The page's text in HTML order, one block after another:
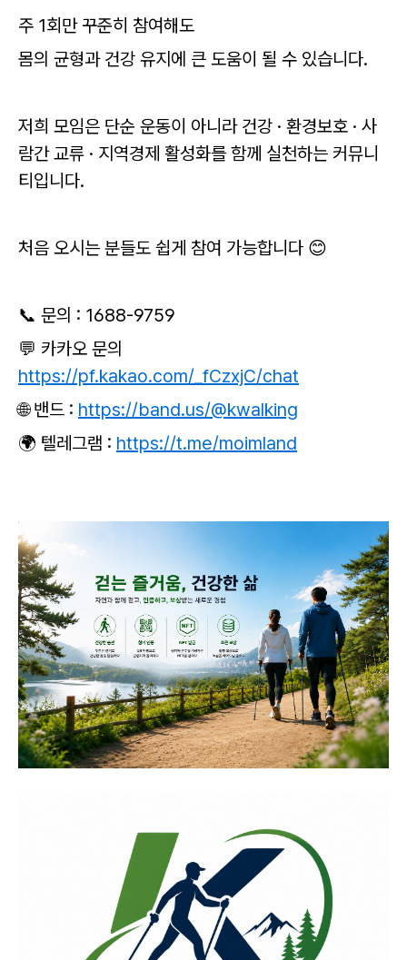
주 1회만 꾸준히 참여해도
몸의 균형과 건강 유지에 큰 도움이 될 수 있습니다.
저희 모임은 단순 운동이 아니라 건강 · 환경보호 · 사
람간 교류 · 지역경제 활성화를 함께 실천하는 커뮤니
티입니다.
처음 오시는 분들도 쉽게 참여 가능합니다 😊
📞 문의 : 1688-9759
💬 카카오 문의
https://pf.kakao.com/_fCzxjC/chat
🌐 밴드 : https://band.us/@kwalking
🌍 텔레그램 : https://t.me/moimland